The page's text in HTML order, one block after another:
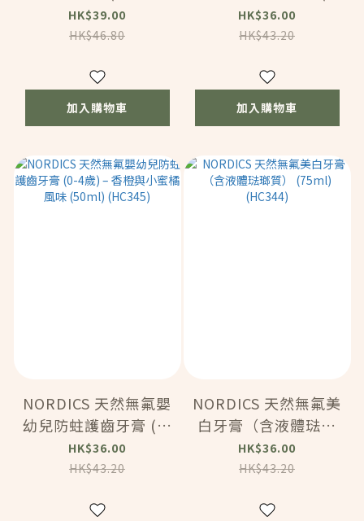
(120659)
HK$39.00
HK$46.80
加入購物車
4歲) – 草莓噴發風味
(50ml) (HC346)
HK$36.00
HK$43.20
加入購物車
NORDICS 天然無氟嬰
幼兒防蛀護齒牙膏 (0-
4歲) – 香橙與小蜜橘
風味 (50ml) (HC345)
HK$36.00
HK$43.20
NORDICS 天然無氟美
白牙膏（含液體琺瑯
質） (75ml) (HC344)
HK$36.00
HK$43.20